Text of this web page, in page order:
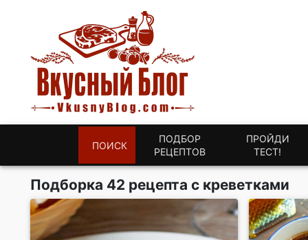
ПОИСК
ПОДБОР
РЕЦЕПТОВ
ПРОЙДИ
ТЕСТ!
Подборка 42 рецепта с креветками